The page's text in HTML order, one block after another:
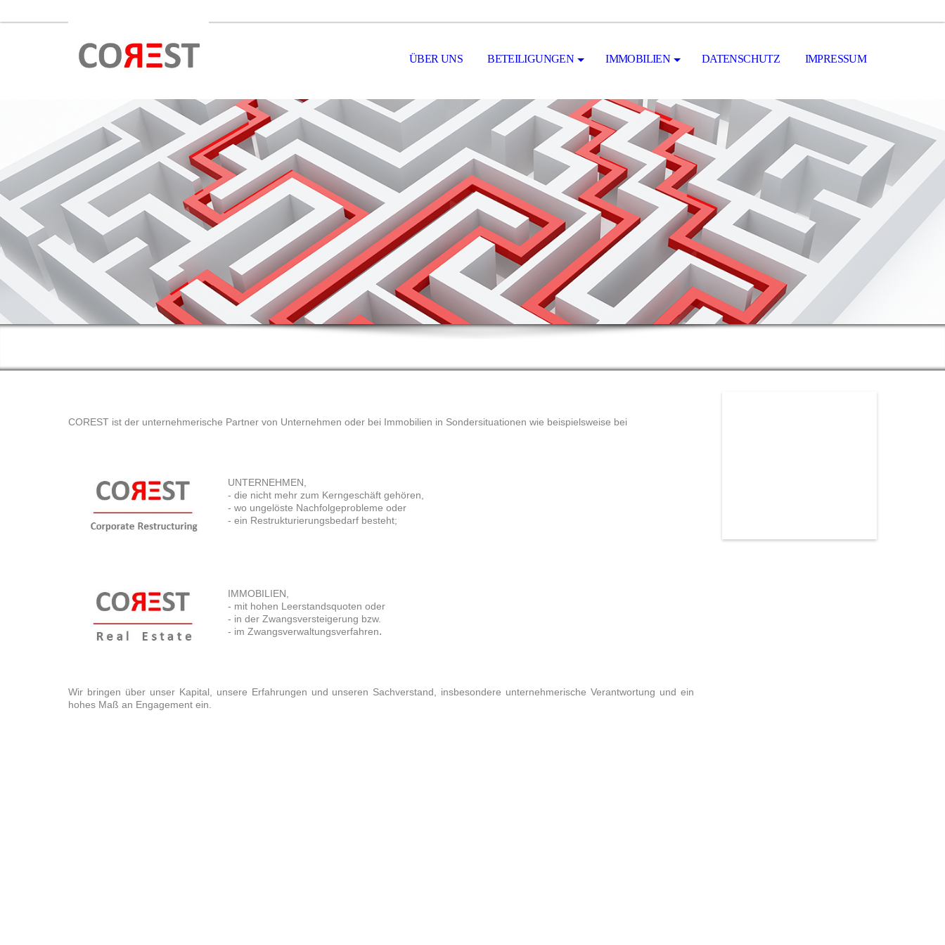
ÜBER UNS BETEILIGUNGEN IMMOBILIEN DATENSCHUTZ IMPRESSUM
COREST ist der unternehmerische Partner von Unternehmen oder bei Immobilien in Sondersituationen wie beispielsweise bei
UNTERNEHMEN,
- die nicht mehr zum Kerngeschäft gehören,
- wo ungelöste Nachfolgeprobleme oder
- ein Restrukturierungsbedarf besteht;
IMMOBILIEN,
- mit hohen Leerstandsquoten oder
- in der Zwangsversteigerung bzw.
- im Zwangsverwaltungsverfahren.
Wir bringen über unser Kapital, unsere Erfahrungen und unseren Sachverstand, insbesondere unternehmerische Verantwortung und ein
hohes Maß an Engagement ein.